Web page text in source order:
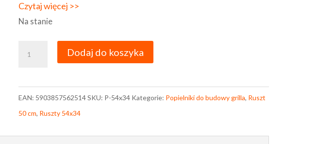
Czytaj więcej >>
Na stanie
54x34
cm
Dodaj do koszyka
EAN: 5903857562514 SKU: P-54x34 Kategorie: Popielniki do budowy grilla, Ruszt
50 cm, Ruszty 54x34